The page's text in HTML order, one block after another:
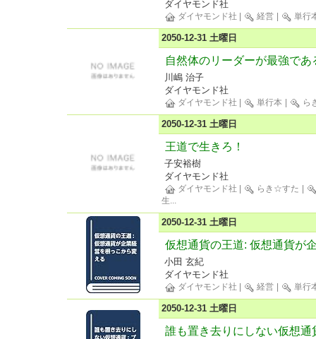
ダイヤモンド社
ダイヤモンド社 経営 単行
2050-12-31 土曜日
自然体のリーダーが最強であ
川嶋 治子
ダイヤモンド社
ダイヤモンド社 単行本 ら
2050-12-31 土曜日
王道で生きろ！
子安裕樹
ダイヤモンド社
ダイヤモンド社 らき☆すた
生...
2050-12-31 土曜日
仮想通貨の王道: 仮想通貨が
小田 玄紀
ダイヤモンド社
ダイヤモンド社 経営 単行
2050-12-31 土曜日
誰も置き去りにしない仮想